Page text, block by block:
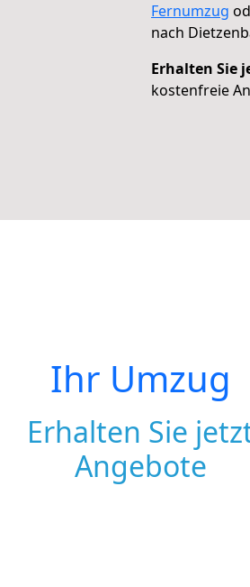
Fernumzug
nach
Erhalten Sie
kostenfreie
Ihr Umzug
Erhalten Sie
Angebote